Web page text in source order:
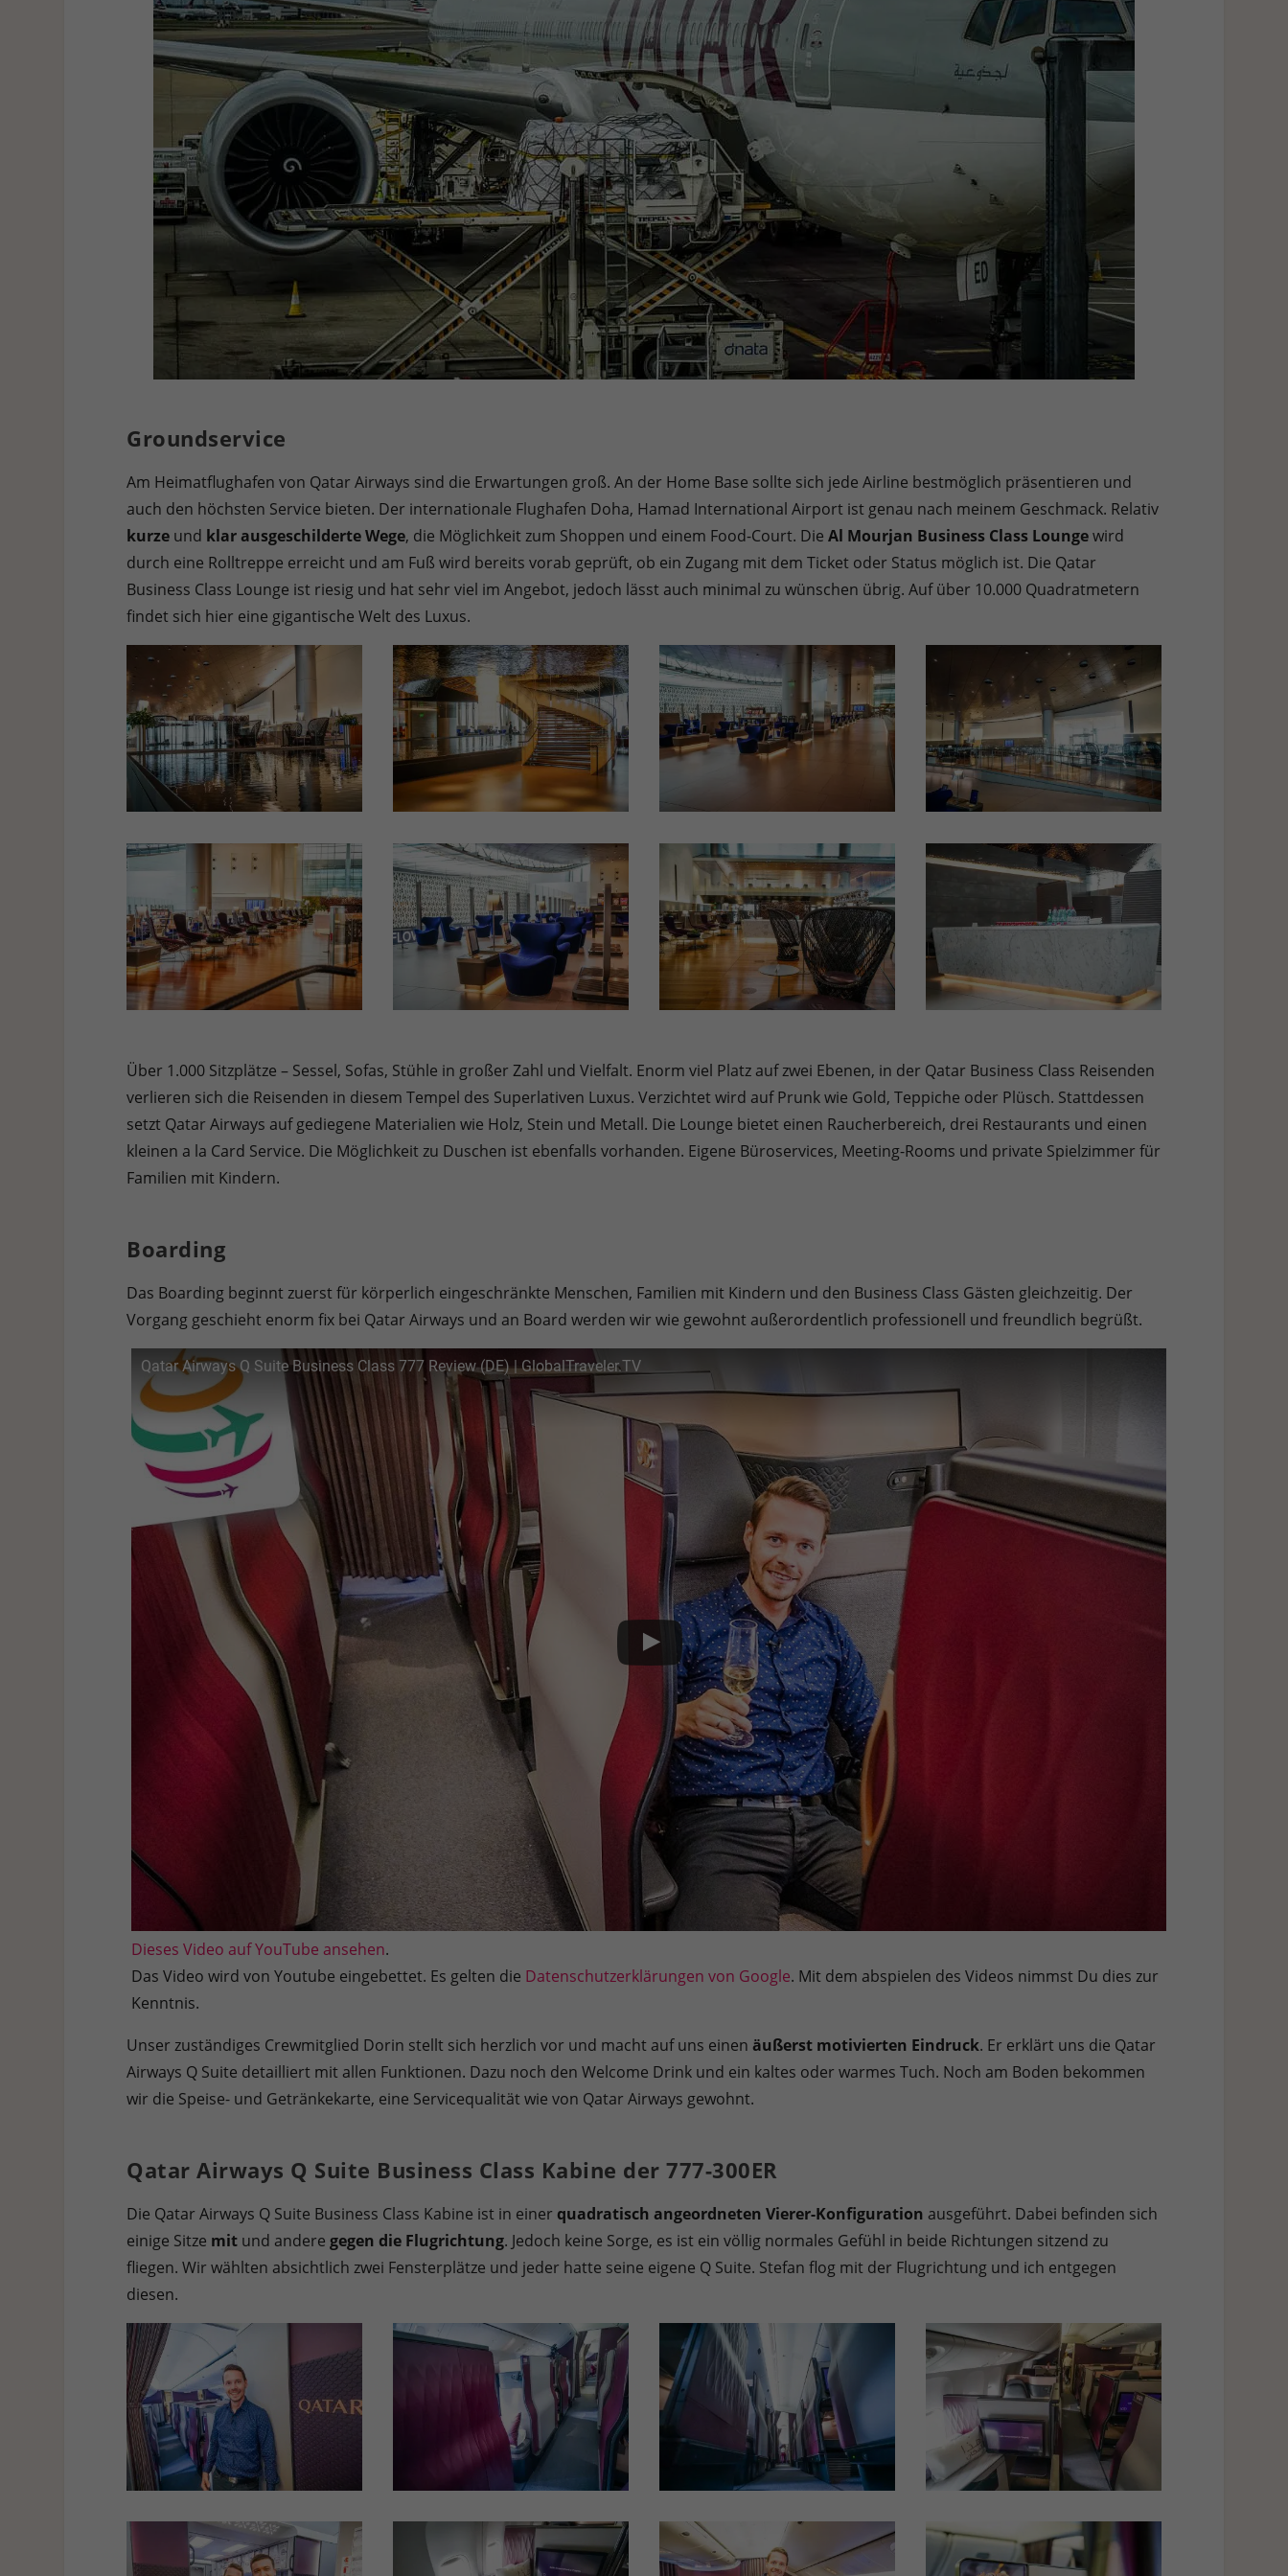
Groundservice
Am Heimatflughafen von Qatar Airways sind die Erwartungen groß. An der Home Base sollte sich jede Airline bestmöglich präsentieren und
auch den höchsten Service bieten. Der internationale Flughafen Doha, Hamad International Airport ist genau nach meinem Geschmack. Relativ
kurze und klar ausgeschilderte Wege, die Möglichkeit zum Shoppen und einem Food-Court. Die Al Mourjan Business Class Loungewird
durch eine Rolltreppe erreicht und am Fuß wird bereits vorab geprüft, ob ein Zugang mit dem Ticket oder Status möglich ist. Die Qatar
Business Class Lounge ist riesig und hat sehr viel im Angebot, jedoch lässt auch minimal zu wünschen übrig. Auf über 10.000 Quadratmetern
findet sich hier eine gigantische Welt des Luxus.
Über 1.000 Sitzplätze – Sessel, Sofas, Stühle in großer Zahl und Vielfalt. Enorm viel Platz auf zwei Ebenen, in der Qatar Business Class Reisenden
verlieren sich die Reisenden in diesem Tempel des Superlativen Luxus. Verzichtet wird auf Prunk wie Gold, Teppiche oder Plüsch. Stattdessen
setzt Qatar Airways auf gediegene Materialien wie Holz, Stein und Metall. Die Lounge bietet einen Raucherbereich, drei Restaurants und einen
kleinen a la Card Service. Die Möglichkeit zu Duschen ist ebenfalls vorhanden. Eigene Büroservices, Meeting-Rooms und private Spielzimmer für
Familien mit Kindern.
Boarding
Das Boarding beginnt zuerst für körperlich eingeschränkte Menschen, Familien mit Kindern und den Business Class Gästen gleichzeitig. Der
Vorgang geschieht enorm fix bei Qatar Airways und an Board werden wir wie gewohnt außerordentlich professionell und freundlich begrüßt.
Qatar Airways Q Suite Business Class 777 Review (DE) | GlobalTraveler.TV
Dieses Video auf YouTube ansehen.
Das Video wird von Youtube eingebettet. Es gelten die Datenschutzerklärungen von Google. Mit dem abspielen des Videos nimmst Du dies zur
Kenntnis.
Unser zuständiges Crewmitglied Dorin stellt sich herzlich vor und macht auf uns einen äußerst motivierten Eindruck. Er erklärt uns die Qatar
Airways Q Suite detailliert mit allen Funktionen. Dazu noch den Welcome Drink und ein kaltes oder warmes Tuch. Noch am Boden bekommen
wir die Speise- und Getränkekarte, eine Servicequalität wie von Qatar Airways gewohnt.
Qatar Airways Q Suite Business Class Kabine der 777-300ER
Die Qatar Airways Q Suite Business Class Kabine ist in einer quadratisch angeordneten Vierer-Konfiguration ausgeführt. Dabei befinden sich
einige Sitze mit und andere gegen die Flugrichtung. Jedoch keine Sorge, es ist ein völlig normales Gefühl in beide Richtungen sitzend zu
fliegen. Wir wählten absichtlich zwei Fensterplätze und jeder hatte seine eigene Q Suite. Stefan flog mit der Flugrichtung und ich entgegen
diesen.